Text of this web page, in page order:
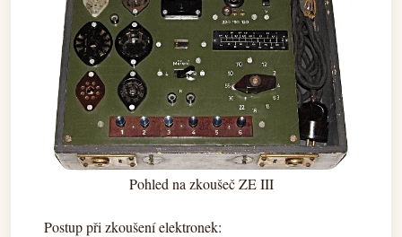
Pohled na zkoušeč ZE III
Postup při zkoušení elektronek: